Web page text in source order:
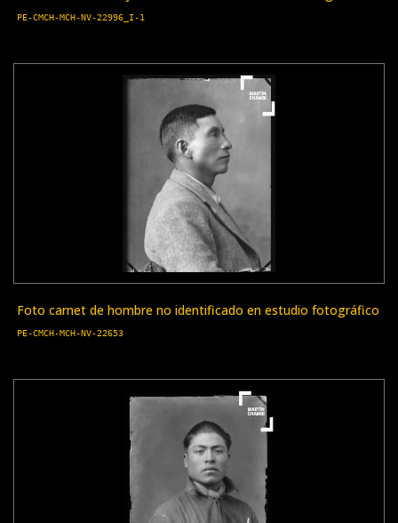
PE-CMCH-MCH-NV-22996_I-1
Foto carnet de hombre no identificado en estudio fotográfico
PE-CMCH-MCH-NV-22653